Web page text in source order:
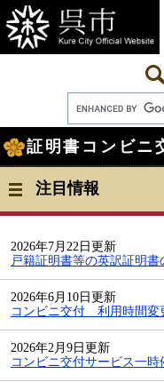
ー
ジ
の
ニ
ュ
ー
て
本
文
へ
文
証明書コンビニ
注目情報
2026年7月22日更新
戸籍証明書等の英訳証明
2026年6月10日更新
コンビニ交付 利用時間変
2026年2月9日更新
コンビニ交付サービス一時